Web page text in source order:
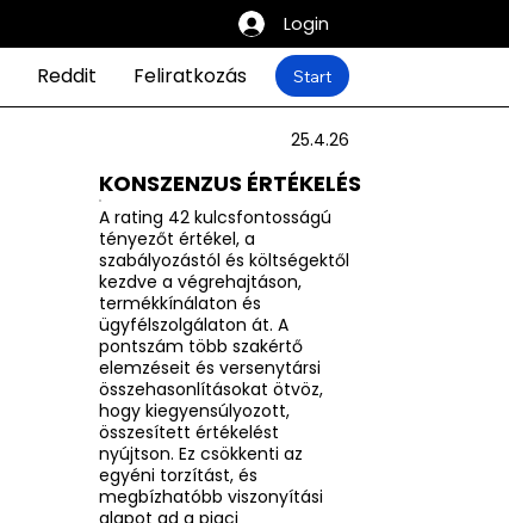
Login
Reddit Feliratkozás Start
25.4.26
KONSZENZUS ÉRTÉKELÉS
A rating 42 kulcsfontosságú
tényezőt értékel, a
szabályozástól és költségektől
kezdve a végrehajtáson,
termékkínálaton és
ügyfélszolgálaton át. A
pontszám több szakértő
elemzéseit és versenytársi
összehasonlításokat ötvöz,
hogy kiegyensúlyozott,
összesített értékelést
nyújtson. Ez csökkenti az
egyéni torzítást, és
megbízhatóbb viszonyítási
alapot ad a piaci